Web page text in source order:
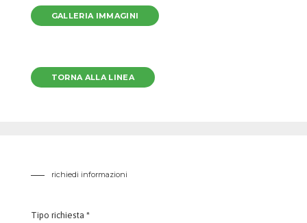
GALLERIA IMMAGINI
TORNA ALLA LINEA
richiedi informazioni
Tipo richiesta *